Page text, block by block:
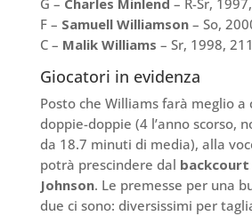
G – Charles Minlend – R-Sr,
F – Samuell Williamson– So,
C – Malik Williams – Sr, 1998,
Giocatori in evidenza
Posto che Williams farà meglio a
doppie-doppie (4 l’anno scorso,
da 18.7 minuti di media), alla
potrà prescindere dal backcourt
Johnson. Le premesse per una
due ci sono: diversissimi per